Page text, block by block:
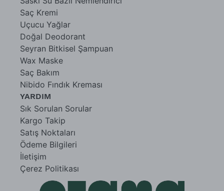
Saç Kremi
Uçucu Yağlar
Doğal Deodorant
Seyran Bitkisel Şampuan
Wax Maske
Saç Bakım
Nibido Fındık Kreması
YARDIM
Sık Sorulan Sorular
Kargo Takip
Satış Noktaları
Ödeme Bilgileri
İletişim
Çerez Politikası